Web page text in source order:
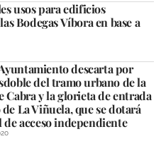
usos para edificios
Bodegas Víbora en base a
descarta por
del tramo urbano de la
Cabra y la glorieta de entrada
La Viñuela, que se dotará
acceso independiente